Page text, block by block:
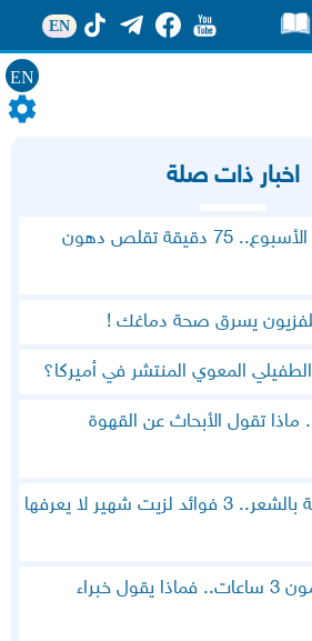
EN
EN
اخبار ذات صلة
في عطلة نهاية الأسبوع.. 75 دقيقة تقلص دهون
يسرق صحة دماغك !
المعوي المنتشر في أميركا؟
ماذا تقول الأبحاث عن القهوة
سر قديم للعناية بالشعر.. 3 فوائد لزيت شهير لا يعرفها
رؤساء دول ينامون 3 ساعات.. فماذا يقول خبراء